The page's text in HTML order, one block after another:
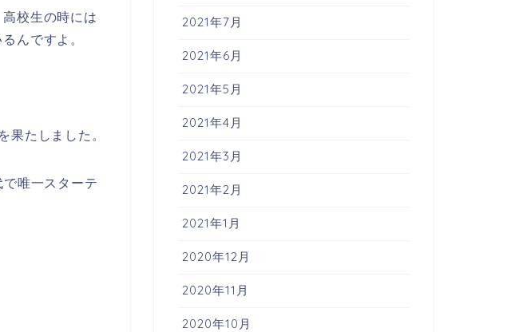
校生の時には
んですよ。
たしました。
唯一スターテ
2021年7月
2021年6月
2021年5月
2021年4月
2021年3月
2021年2月
2021年1月
2020年12月
2020年11月
2020年10月